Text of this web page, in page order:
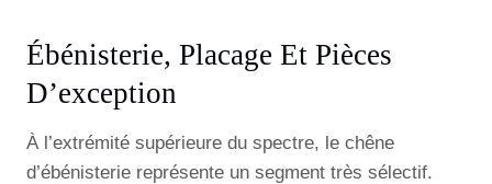
Ébénisterie, Placage Et Pièces
D’exception
À l’extrémité supérieure du spectre, le chêne
d’ébénisterie représente un segment très sélectif.